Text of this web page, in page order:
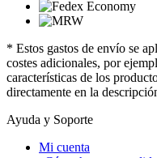
* Estos gastos de envío se
costes adicionales, por
características de los
directamente en la
Ayuda y Soporte
Mi cuenta